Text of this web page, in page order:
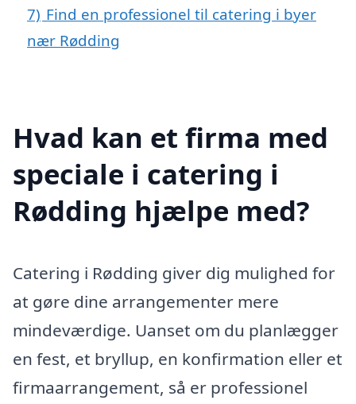
7) Find en professionel til catering i byer
nær Rødding
Hvad kan et firma med
speciale i catering i
Rødding hjælpe med?
Catering i Rødding giver dig mulighed for
at gøre dine arrangementer mere
mindeværdige. Uanset om du planlægger
en fest, et bryllup, en konfirmation eller et
firmaarrangement, så er professionel